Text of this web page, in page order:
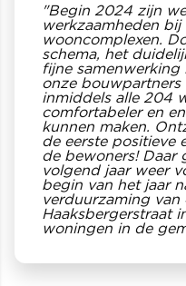
"Begin 2024 zijn
werkzaamheden bij
wooncomplexen.
schema, het
fijne
onze bouwpartners
inmiddels alle 204
comfortabeler en
kunnen maken.
de eerste positieve
de bewoners! Daar
volgend jaar weer
begin van het jaar
verduurzaming
Haaksbergerstraat
woningen in de